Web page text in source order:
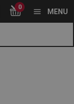
0
MENU